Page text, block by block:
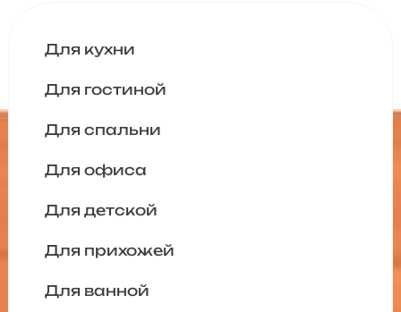
Для кухни
Для гостиной
Для спальни
Для офиса
Для детской
Для прихожей
Для ванной